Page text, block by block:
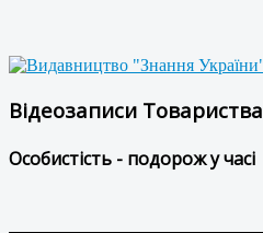
Відеозаписи Товариства
Особистість - подорож у часі